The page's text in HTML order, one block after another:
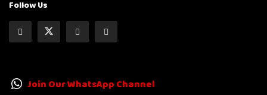
Follow Us
Join Our WhatsApp Channel